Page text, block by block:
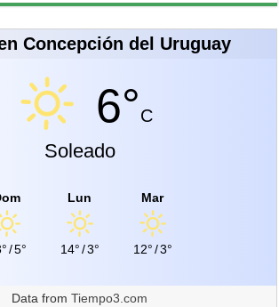
Concepción del Uruguay
6°C
Soleado
/5°
Lun
14°/3°
Mar
12°/3°
Data fromTiempo3.com